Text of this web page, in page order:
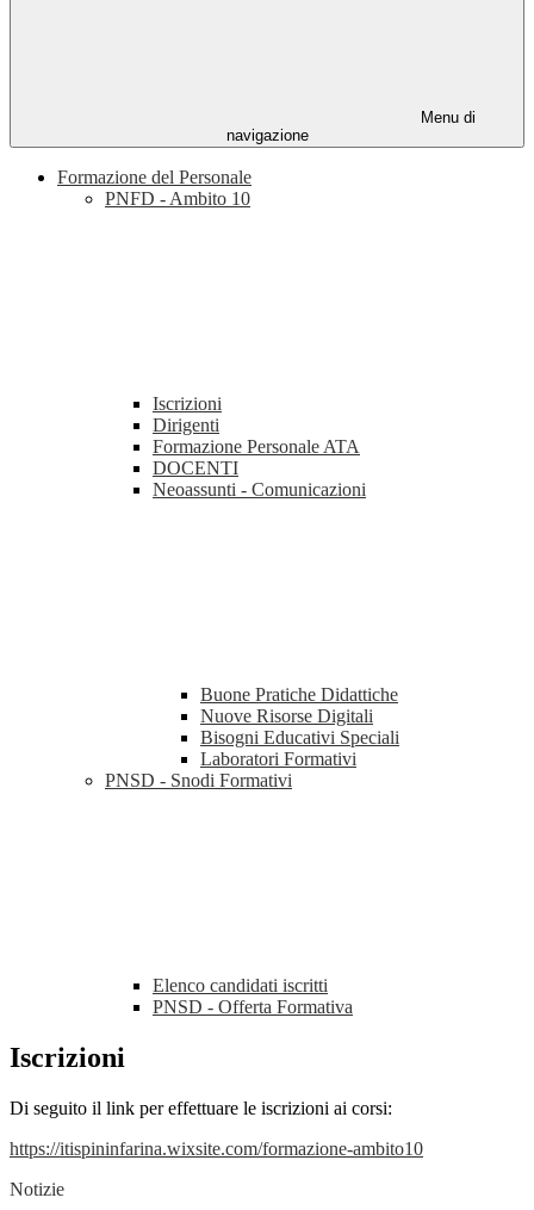
Menu di
navigazione
Formazione del Personale
PNFD - Ambito 10
Iscrizioni
Dirigenti
Formazione Personale ATA
DOCENTI
Neoassunti - Comunicazioni
Buone Pratiche Didattiche
Nuove Risorse Digitali
Bisogni Educativi Speciali
Laboratori Formativi
PNSD - Snodi Formativi
Elenco candidati iscritti
PNSD - Offerta Formativa
Iscrizioni
Di seguito il link per effettuare le iscrizioni ai corsi:
https://itispininfarina.wixsite.com/formazione-ambito10
Notizie